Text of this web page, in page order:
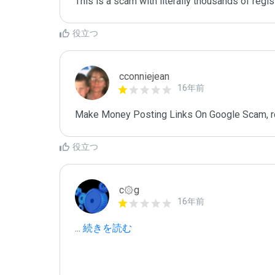
役立つ
cconniejean
16年前
Make Money Posting Links On Google Scam,
役立つ
c۞g
16年前
... 続きを読む